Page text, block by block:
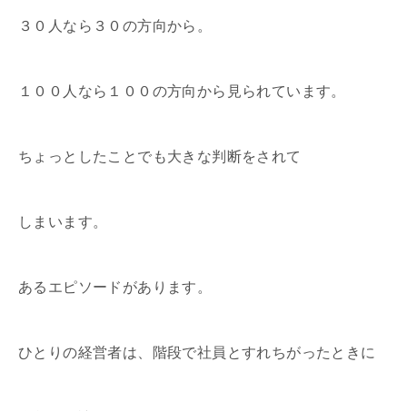
３０人なら３０の方向から。
１００人なら１００の方向から見られています。
ちょっとしたことでも大きな判断をされて
しまいます。
あるエピソードがあります。
ひとりの経営者は、階段で社員とすれちがったときに